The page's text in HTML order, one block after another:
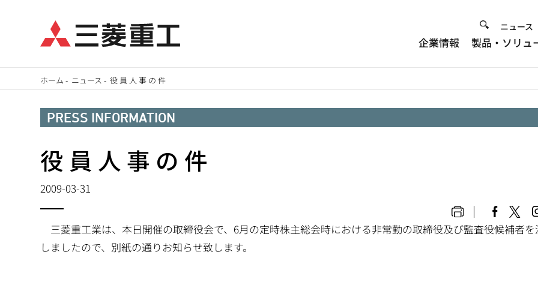
イ
ニュース
企業情報 製品・ソリュ
ホーム - ニュース -役 員 人 事 の 件
PRESS INFORMATION
役 員 人 事 の 件
2009-03-31
三菱重工業は、本日開催の取締役会で、6月の定時株主総会時における非常勤の取締役及び監査役候補者を
しましたので、別紙の通りお知らせ致します。